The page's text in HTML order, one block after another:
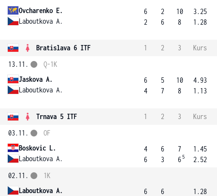
Ovcharenko E.
Laboutkova A.
6
2
2
6
10
8
3.25
1.28
Bratislava 6 ITF 1 2 3
Kurs
13.11.
Jaskova A.
Laboutkova A.
Q-1K
6
4
5
7
10
8
4.93
1.13
Trnava 5 ITF 1 2 3
Kurs
03.11.
Boskovic L.
Laboutkova A.
OF
4
6
6
3
7
6 5
1.45
2.52
02.11.
Laboutkova A.
1K
6
6
1.28